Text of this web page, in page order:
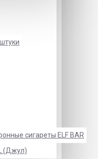
сигареты ELF BAR
(Джул)